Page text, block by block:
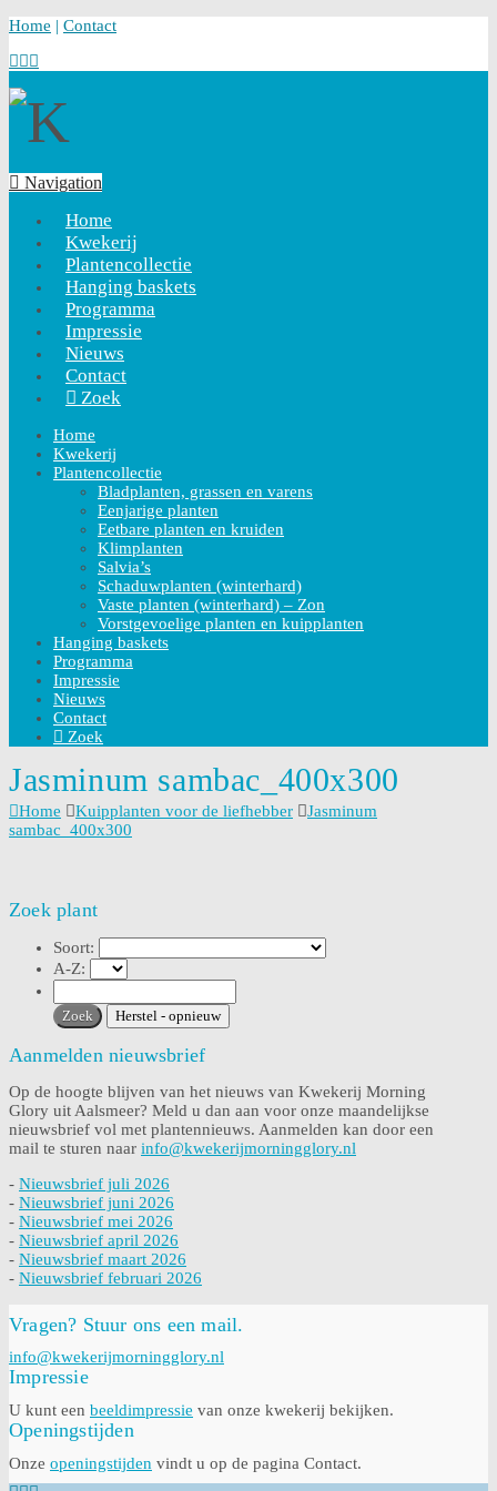
Home | Contact
Navigation
Home
Kwekerij
Plantencollectie
Hanging baskets
Programma
Impressie
Nieuws
Contact
Zoek
Home
Kwekerij
Plantencollectie
Bladplanten, grassen en varens
Eenjarige planten
Eetbare planten en kruiden
Klimplanten
Salvia’s
Schaduwplanten (winterhard)
Vaste planten (winterhard) – Zon
Vorstgevoelige planten en kuipplanten
Hanging baskets
Programma
Impressie
Nieuws
Contact
Zoek
Jasminum sambac_400x300
Home Kuipplanten voor de liefhebber
Jasminum
sambac_400x300
Zoek plant
Soort:
A-Z:
Aanmelden nieuwsbrief
Op de hoogte blijven van het nieuws van Kwekerij Morning
Glory uit Aalsmeer? Meld u dan aan voor onze maandelijkse
nieuwsbrief vol met plantennieuws. Aanmelden kan door een
mail te sturen naar info@kwekerijmorningglory.nl
- Nieuwsbrief juli 2026
- Nieuwsbrief juni 2026
- Nieuwsbrief mei 2026
- Nieuwsbrief april 2026
- Nieuwsbrief maart 2026
- Nieuwsbrief februari 2026
Vragen? Stuur ons een mail.
info@kwekerijmorningglory.nl
Impressie
U kunt een beeldimpressie van onze kwekerij bekijken.
Openingstijden
Onze openingstijden vindt u op de pagina Contact.